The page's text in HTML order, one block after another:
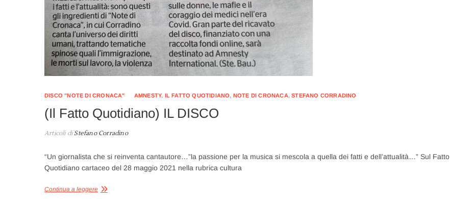
DISCO "NOTE DI CRONACA" AMNESTY, IL FATTO QUOTIDIANO, NOTE DI CRONACA,STEFANO CORRADINO
(Il Fatto Quotidiano) IL DISCO
Articoli diStefano Corradino
“Un giornalista che si reinventa cantautore…”la passione per la musica si mescola a quella dei fatti e dell’attualità…” Sul Fatto
Quotidiano cartaceo del 28 maggio 2021 nella rubrica cultura
Continua a leggere